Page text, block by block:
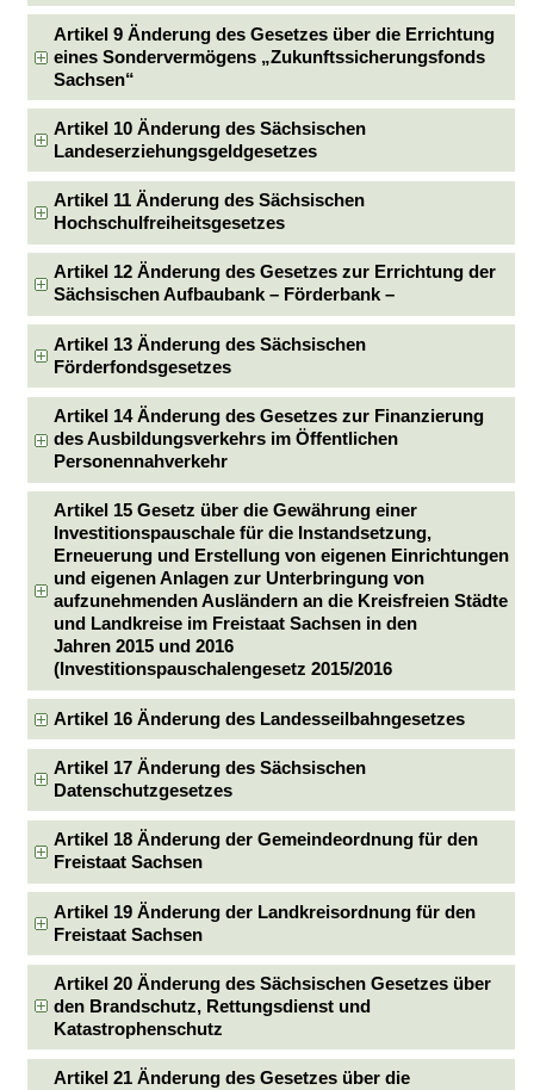
Artikel 9 Änderung des Gesetzes über die Errichtung
eines Sondervermögens „Zukunftssicherungsfonds
Sachsen“
Artikel 10 Änderung des Sächsischen
Landeserziehungsgeldgesetzes
Artikel 11 Änderung des Sächsischen
Hochschulfreiheitsgesetzes
Artikel 12 Änderung des Gesetzes zur Errichtung der
Sächsischen Aufbaubank – Förderbank –
Artikel 13 Änderung des Sächsischen
Förderfondsgesetzes
Artikel 14 Änderung des Gesetzes zur Finanzierung
des Ausbildungsverkehrs im Öffentlichen
Personennahverkehr
Artikel 15 Gesetz über die Gewährung einer
Investitionspauschale für die Instandsetzung,
Erneuerung und Erstellung von eigenen Einrichtungen
und eigenen Anlagen zur Unterbringung von
aufzunehmenden Ausländern an die Kreisfreien Städte
und Landkreise im Freistaat Sachsen in den
Jahren 2015 und 2016
(Investitionspauschalengesetz 2015/2016
Artikel 16 Änderung des Landesseilbahngesetzes
Artikel 17 Änderung des Sächsischen
Datenschutzgesetzes
Artikel 18 Änderung der Gemeindeordnung für den
Freistaat Sachsen
Artikel 19 Änderung der Landkreisordnung für den
Freistaat Sachsen
Artikel 20 Änderung des Sächsischen Gesetzes über
den Brandschutz, Rettungsdienst und
Katastrophenschutz
Artikel 21 Änderung des Gesetzes über die